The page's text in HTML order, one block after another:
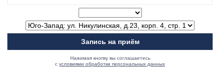
Запись на приём
Нажимая кнопку вы соглашаетесь
с условиями обработки персональных данных